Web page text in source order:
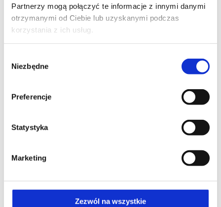
Partnerzy mogą połączyć te informacje z innymi danymi
otrzymanymi od Ciebie lub uzyskanymi podczas
korzystania z ich usług.
zgody
Niezbędne
Preferencje
Statystyka
Marketing
Zezwól na wszystkie
Poznaj naszego specjalistę
Specjalista neurochirurgii, Ordynator
W Szpitalu Carolina pełnię funkcję Ordynatora Oddziału
Chirurgii Kręgosłupa. Zajmuję się kompleksową
kręgosłupa w różnych grupach wiekowych. Główny
kierunek działalności to leczenie operacyjne patologii
zespołów bólowych kręgosłupa i miednicy, patologia
stawów krzyżowo-biodrowych.